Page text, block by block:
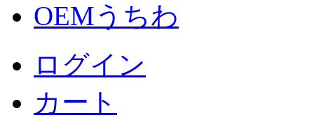
OEMうちわ
ログイン
カート